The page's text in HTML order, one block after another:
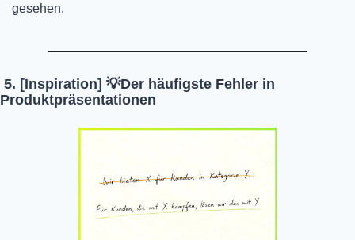
gesehen.
5. [Inspiration] 💡Der häufigste Fehler in
Produktpräsentationen